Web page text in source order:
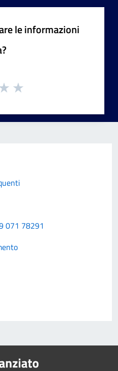
le informazioni
071 78291